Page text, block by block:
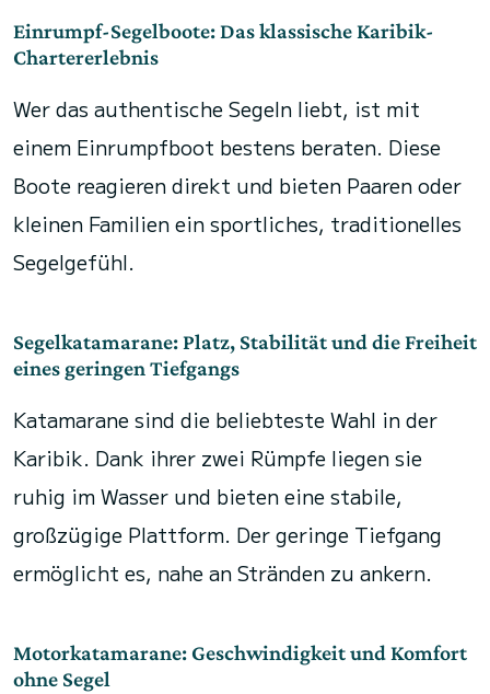
Einrumpf-Segelboote: Das klassische Karibik-
Chartererlebnis
Wer das authentische Segeln liebt, ist mit
einem Einrumpfboot bestens beraten. Diese
Boote reagieren direkt und bieten Paaren oder
kleinen Familien ein sportliches, traditionelles
Segelgefühl.
Segelkatamarane: Platz, Stabilität und die Freiheit
eines geringen Tiefgangs
Katamarane sind die beliebteste Wahl in der
Karibik. Dank ihrer zwei Rümpfe liegen sie
ruhig im Wasser und bieten eine stabile,
großzügige Plattform. Der geringe Tiefgang
ermöglicht es, nahe an Stränden zu ankern.
Motorkatamarane: Geschwindigkeit und Komfort
ohne Segel